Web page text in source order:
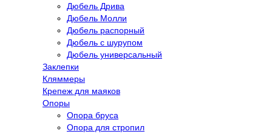
Дюбель Дрива
Дюбель Молли
Дюбель распорный
Дюбель с шурупом
Дюбель универсальный
Заклепки
Кляммеры
Крепеж для маяков
Опоры
Опора бруса
Опора для стропил